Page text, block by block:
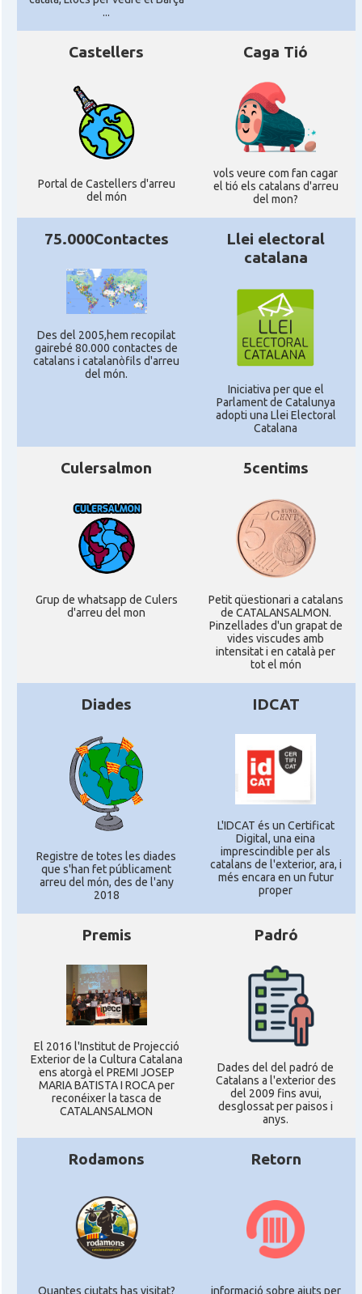
...
Castellers
Portal de Castellers d'arreu
del món
Caga Tió
vols veure com fan cagar
el tió els catalans d'arreu
del mon?
75.000Contactes
Des del 2005,hem recopilat
gairebé 80.000 contactes de
catalans i catalanòfils d'arreu
del món.
Llei electoral
catalana
Iniciativa per que el
Parlament de Catalunya
adopti una Llei Electoral
Catalana
Culersalmon
Grup de whatsapp de Culers
d'arreu del mon
5centims
Petit qüestionari a catalans
de CATALANSALMON.
Pinzellades d'un grapat de
vides viscudes amb
intensitat i en català per
tot el món
Diades
Registre de totes les diades
que s'han fet públicament
arreu del món, des de l'any
2018
IDCAT
L'IDCAT és un Certificat
Digital, una eina
imprescindible per als
catalans de l'exterior, ara, i
més encara en un futur
proper
Premis
El 2016 l'Institut de Projecció
Exterior de la Cultura Catalana
ens atorgà el PREMI JOSEP
MARIA BATISTA I ROCA per
reconéixer la tasca de
CATALANSALMON
Padró
Dades del del padró de
Catalans a l'exterior des
del 2009 fins avui,
desglossat per paisos i
anys.
Rodamons
Quantes ciutats has visitat?
Retorn
informació sobre ajuts per